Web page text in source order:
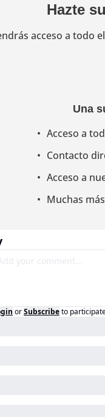
Hazte
acceso a todo
Una
Acceso a
Contacto
Acceso a
Muchas
orSubscribeto